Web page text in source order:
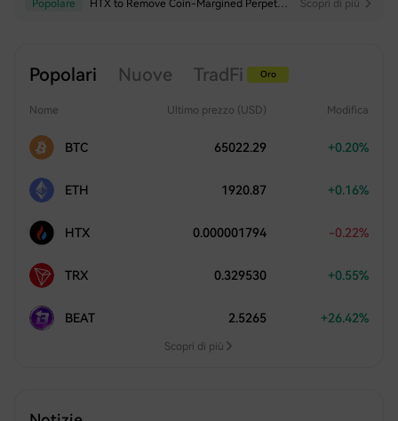
Popolare HTX to Adjust Minimum Price Precision for Select USDT-Margined Perpetual Futures Scopri di più
Popolare HTX to Remove Coin-Margined Perpetual Futures for LTCUSD Scopri di più
Popolari Nuove TradFi
Oro
Nome Ultimo prezzo (USD) Modifica
BTC 65022.29 +0.20%
ETH 1920.87 +0.16%
HTX 0.000001794 -0.22%
TRX 0.329530 +0.55%
BEAT 2.5265 +26.42%
Scopri di più